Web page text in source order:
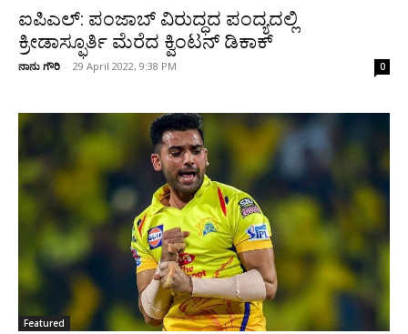
ಐಪಿಎಲ್‌: ಪಂಜಾಬ್‌ ವಿರುದ್ಧದ ಪಂದ್ಯದಲ್ಲಿ
ಕ್ರೀಡಾಸ್ಫೂರ್ತಿ ಮೆರೆದ ಕ್ವಿಂಟನ್ ಡಿಕಾಕ್‌
ನಾನು ಗೌರಿ - 29 April 2022, 9:38 PM 0
Featured